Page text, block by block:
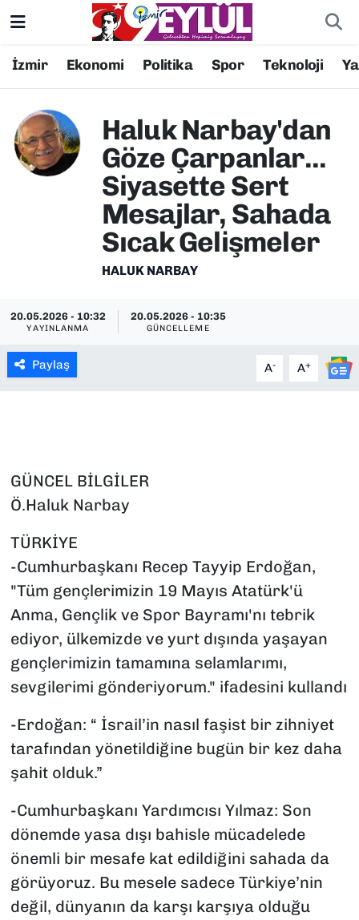
İzmir Ekonomi Politika Spor Teknoloji
Haluk Narbay'dan
Göze Çarpanlar...
Siyasette Sert
Mesajlar, Sahada
Sıcak Gelişmeler
HALUK NARBAY
20.05.2026 - 10:32
YAYINLANMA
20.05.2026 - 10:35
GÜNCELLEME
Paylaş A- A+
GÜNCEL BİLGİLER
Ö.Haluk Narbay
TÜRKİYE
-Cumhurbaşkanı Recep Tayyip Erdoğan,
"Tüm gençlerimizin 19 Mayıs Atatürk'ü
Anma, Gençlik ve Spor Bayramı'nı tebrik
ediyor, ülkemizde ve yurt dışında yaşayan
gençlerimizin tamamına selamlarımı,
sevgilerimi gönderiyorum." ifadesini kullandı
-Erdoğan: “ İsrail’in nasıl faşist bir zihniyet
tarafından yönetildiğine bugün bir kez daha
şahit olduk.”
-Cumhurbaşkanı Yardımcısı Yılmaz: Son
dönemde yasa dışı bahisle mücadelede
önemli bir mesafe kat edildiğini sahada da
görüyoruz. Bu mesele sadece Türkiye’nin
değil, dünyanın da karşı karşıya olduğu
Resmi İlanlar
DÜNYA
EKONOMİ
KÜLTÜR SANAT
TEKNOLOJİ
YAŞAM
YEREL YÖNETİMLER
Konak Nöbetçi Eczaneler
Konak Trafik Yoğunluk Haritası
Süper Lig Puan Durumu ve Fikstür
Tüm Manşetler
Son Dakika Haberleri
Haber Arşivi